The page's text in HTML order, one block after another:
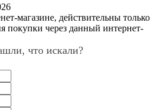
магазине, действительны только
покупки через данный интернет-
что искали?